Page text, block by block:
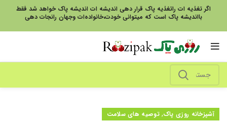
اگر تغذیه ات راتغذیه پاک قرار دهی اندیشه ات اندیشه پاک خواهد شد فقط
بااندیشه پاک است که میتوانی خودت،خانواده‌ات وجهان رانجات دهی
آشپزخانه روزی پاک,توصیه های سلامت